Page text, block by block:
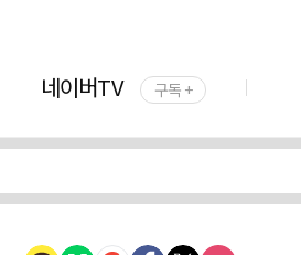
네이버TV 구독 +